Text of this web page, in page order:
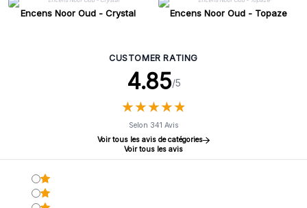
Encens Noor Oud - Crystal Encens Noor Oud - Topaze
CUSTOMER RATING
4.85/5
★★★★★
★★★★★
Selon 341 Avis
Voir tous les avis de catégories
Voir tous les avis